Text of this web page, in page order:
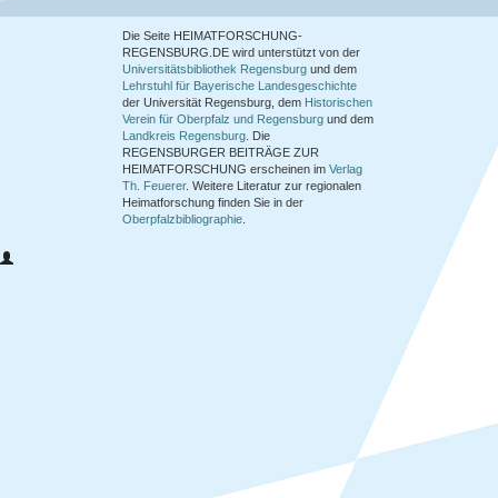
Die Seite HEIMATFORSCHUNG-
REGENSBURG.DE wird unterstützt von der
Universitätsbibliothek Regensburg und dem
Lehrstuhl für Bayerische Landesgeschichte
der Universität Regensburg, dem Historischen
Verein für Oberpfalz und Regensburg und dem
Landkreis Regensburg . Die
REGENSBURGER BEITRÄGE ZUR
HEIMATFORSCHUNG erscheinen im Verlag
Th. Feuerer. Weitere Literatur zur regionalen
Heimatforschung finden Sie in der
Oberpfalzbibliographie